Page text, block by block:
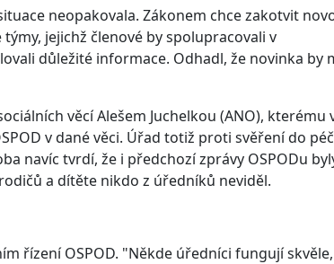
neopakovala. Zákonem chce zakotvit
jejichž členové by spolupracovali v
důležité informace. Odhadl, že novinka by
věcí Alešem Juchelkou (ANO), kterému
v dané věci. Úřad totiž proti svěření do
navíc tvrdí, že i předchozí zprávy OSPODu
a dítěte nikdo z úředníků neviděl.
řízení OSPOD. "Někde úředníci fungují